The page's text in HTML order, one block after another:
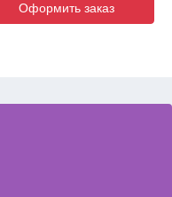
Оформить заказ